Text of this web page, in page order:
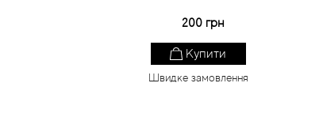
200 грн
Купити
Швидке замовлення